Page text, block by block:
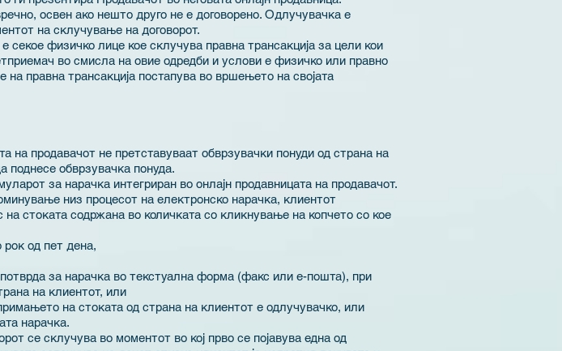
освен ако нешто друго не е договорено. Одлучувачка е
на склучување на договорот.
физичко лице кое склучува правна трансакција за цели кои
во смисла на овие одредби и услови е физичко или правно
правна трансакција постапува во вршењето на својата
на продавачот не претставуваат обврзувачки понуди од страна на
поднесе обврзувачка понуда.
за нарачка интегриран во онлајн продавницата на продавачот.
низ процесот на електронско нарачка, клиентот
стоката содржана во количката со кликнување на копчето со кое
од пет дена,
за нарачка во текстуална форма (факс или е-пошта), при
на клиентот, или
на стоката од страна на клиентот е одлучувачко, или
нарачка.
се склучува во моментот во кој прво се појавува една од